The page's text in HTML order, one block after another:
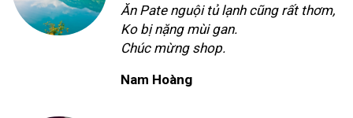
Ăn Pate nguội tủ lạnh cũng rất thơm,
Ko bị nặng mùi gan.
Chúc mừng shop.
Nam Hoàng